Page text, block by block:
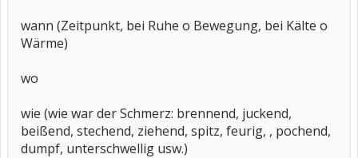
wann (Zeitpunkt, bei Ruhe o Bewegung, bei Kälte o
Wärme)
wo
wie (wie war der Schmerz: brennend, juckend,
beißend, stechend, ziehend, spitz, feurig, , pochend,
dumpf, unterschwellig usw.)